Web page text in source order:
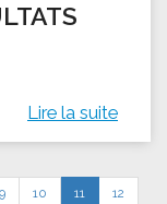
Lire la suite
9 10 11 12